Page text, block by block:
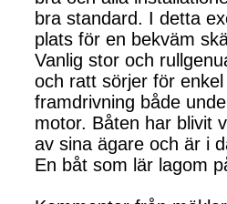
bra standard. I detta
plats för en bekväm
Vanlig stor och
och ratt sörjer för
framdrivning både
motor. Båten har blivit
av sina ägare och är i
En båt som lär lagom